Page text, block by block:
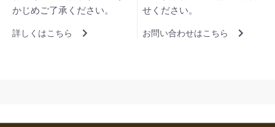
かじめご了承ください。
詳しくはこちら
せください。
お問い合わせはこちら